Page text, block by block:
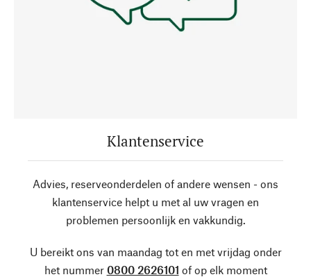
Klantenservice
Advies, reserveonderdelen of andere wensen - ons
klantenservice helpt u met al uw vragen en
problemen persoonlijk en vakkundig.
U bereikt ons van maandag tot en met vrijdag onder
het nummer 0800 2626101 of op elk moment